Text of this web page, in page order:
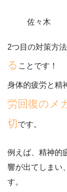
佐々木
2つ目の対策方法
る ことです！
身体的疲労と精
労回復のメ
切です。
例えば、精神的
響が出てしまい
す。